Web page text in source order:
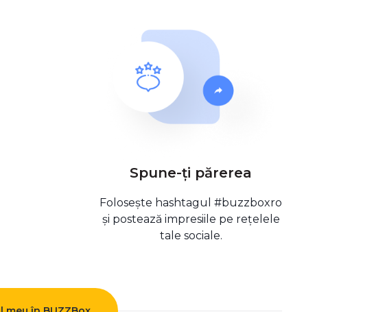
Spune-ți părerea
Folosește hashtagul #buzzboxro
și postează impresiile pe rețelele
tale sociale.